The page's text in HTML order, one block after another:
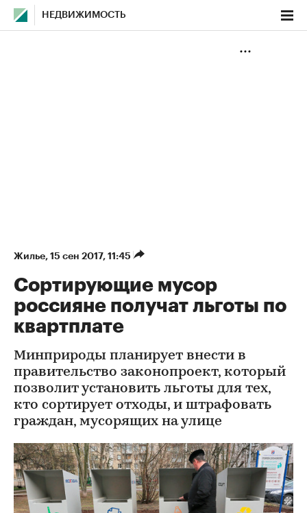
НЕДВИЖИМОСТЬ
Жилье⁠, 15 сен 2017, 11:45
Сортирующие мусор
россияне получат льготы по
квартплате
Минприроды планирует внести в
правительство законопроект, который
позволит установить льготы для тех,
кто сортирует отходы, и штрафовать
граждан, мусорящих на улице